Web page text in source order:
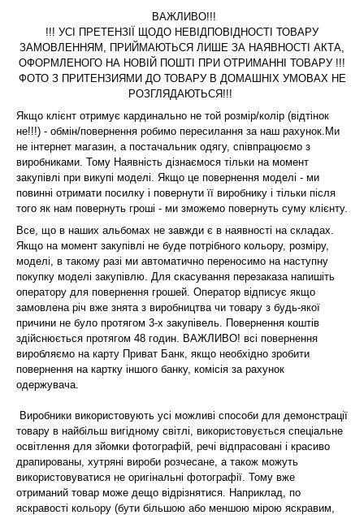
ВАЖЛИВО!!!
!!! УСІ ПРЕТЕНЗІЇ ЩОДО НЕВІДПОВІДНОСТІ ТОВАРУ
ЗАМОВЛЕННЯМ, ПРИЙМАЮТЬСЯ ЛИШЕ ЗА НАЯВНОСТІ АКТА,
ОФОРМЛЕНОГО НА НОВІЙ ПОШТІ ПРИ ОТРИМАННІ ТОВАРУ !!!
ФОТО З ПРИТЕНЗИЯМИ ДО ТОВАРУ В ДОМАШНІХ УМОВАХ НЕ
РОЗГЛЯДАЮТЬСЯ!!!
Якщо клієнт отримує кардинально не той розмір/колір (відтінок
не!!!) - обмін/повернення робимо пересилання за наш рахунок.Ми
не інтернет магазин, а постачальник одягу, співпрацюємо з
виробниками. Тому Наявність дізнаємося тільки на момент
закупівлі при викупі моделі. Якщо це повернення моделі - ми
повинні отримати посилку і повернути її виробнику і тільки після
того як нам повернуть гроші - ми зможемо повернуть суму клієнту.
Все, що в наших альбомах не завжди є в наявності на складах.
Якщо на момент закупівлі не буде потрібного кольору, розміру,
моделі, в такому разі ми автоматично переносимо на наступну
покупку моделі закупівлю. Для скасування перезаказа напишіть
оператору для повернення грошей. Оператор відписує якщо
замовлена річ вже знята з виробництва чи товару з будь-якої
причини не було протягом 3-х закупівель. Повернення коштів
здійснюється протягом 48 годин. ВАЖЛИВО! всі повернення
виробляємо на карту Приват Банк, якщо необхідно зробити
повернення на картку іншого банку, комісія за рахунок
одержувача.
Виробники використовують усі можливі способи для демонстрації
товару в найбільш вигідному світлі, використовується спеціальне
освітлення для зйомки фотографій, речі відпрасовані і красиво
драпированы, хутряні вироби розчесане, а також можуть
використовуватися не оригінальні фотографії. Тому вже
отриманий товар може дещо відрізнятися. Наприклад, по
яскравості кольору (бути більшою або меншою мірою яскравим,